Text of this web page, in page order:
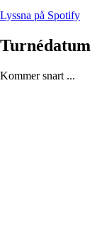
Lyssna på Spotify
Turnédatum
Kommer snart ...